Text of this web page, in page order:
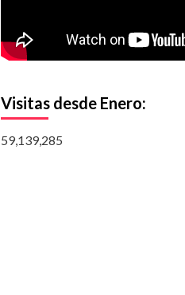
Visitas desde Enero:
59,139,285